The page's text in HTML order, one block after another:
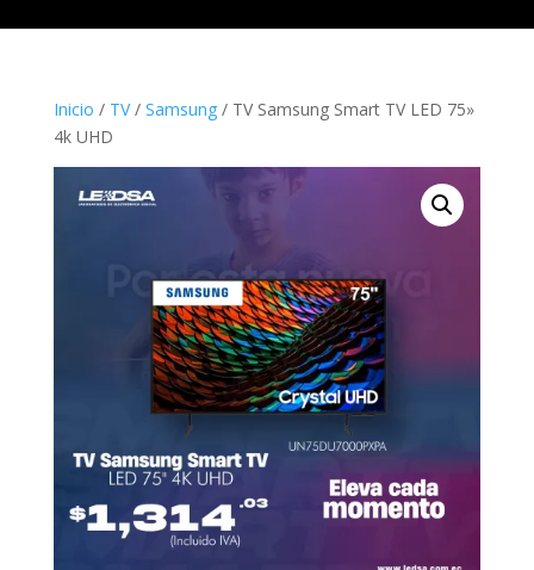
Inicio / TV/ Samsung/ TV Samsung Smart TV LED 75»
4k UHD